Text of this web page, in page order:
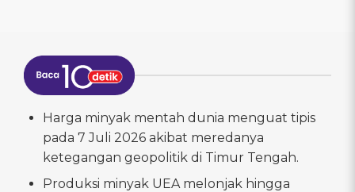
Harga minyak mentah dunia menguat tipis
pada 7 Juli 2026 akibat meredanya
ketegangan geopolitik di Timur Tengah.
Produksi minyak UEA melonjak hingga